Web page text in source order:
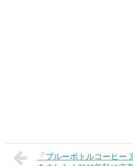
「ブルーボトルコーヒー